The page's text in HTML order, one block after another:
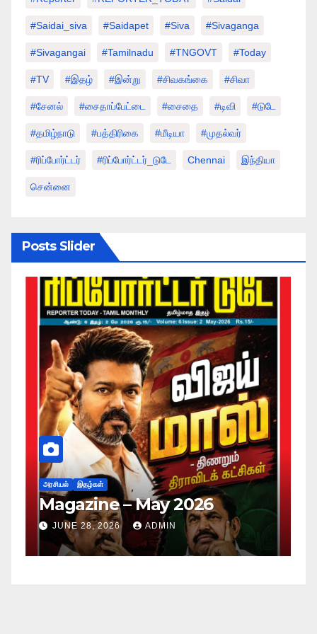
#saidai_siva #saidapet #Siva #Sivaganga
#sivagangai #tamilnadu #TNGOVT #today
#TV #இதழ் #இன்று #சிவகங்கை #சிவா
#சேனல் #சைதாப்பேட்டை #சைதை #டிவி #டுடே
#தமிழ்நாடு #பத்திரிகை #மீடியா #முதல்வர்
#ரிப்போர்ட்டர் #ரிப்போர்ட்டர்_டுடே Chennai இந்தியா
சென்னை
Posts Slider
அரசியல் இதழ்கள்
Magazine – May 2026
JUNE 28, 2026 ADMIN